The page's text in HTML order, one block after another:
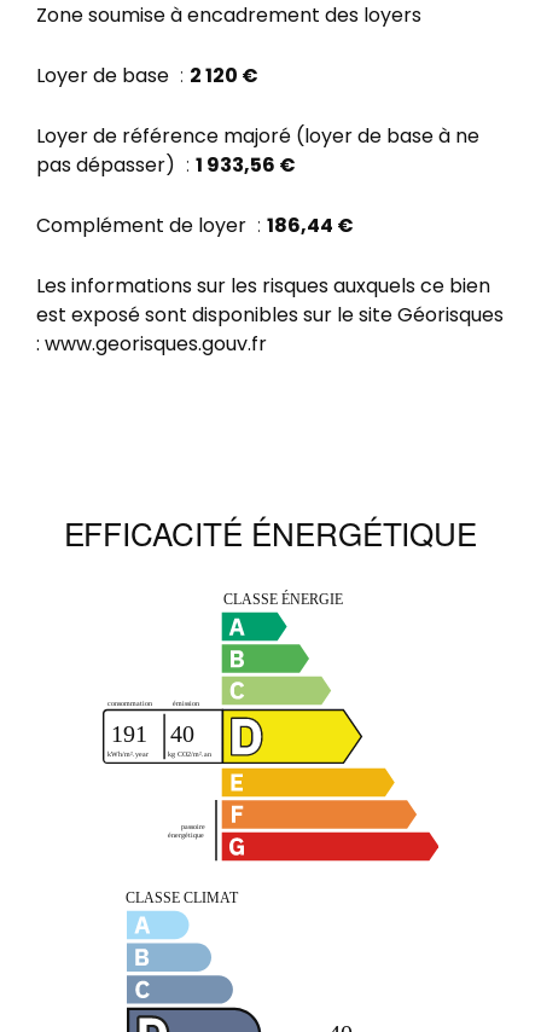
Zone soumise à encadrement des loyers
Loyer de base 2 120 €
Loyer de référence majoré (loyer de base à ne
pas dépasser)
1 933,56 €
Complément de loyer 186,44 €
Les informations sur les risques auxquels ce bien
est exposé sont disponibles sur le site Géorisques
: www.georisques.gouv.fr
EFFICACITÉ ÉNERGÉTIQUE